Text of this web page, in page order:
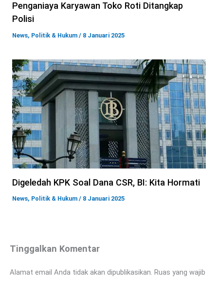
Penganiaya Karyawan Toko Roti Ditangkap
Polisi
News, Politik & Hukum / 8 Januari 2025
Digeledah KPK Soal Dana CSR, BI: Kita Hormati
News, Politik & Hukum / 8 Januari 2025
Tinggalkan Komentar
Alamat email Anda tidak akan dipublikasikan. Ruas yang wajib